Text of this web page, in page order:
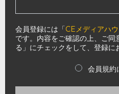
会員登録には「CEメディアハ
です。内容をご確認の上、ご同
る」にチェックをして、登録に
会員規約